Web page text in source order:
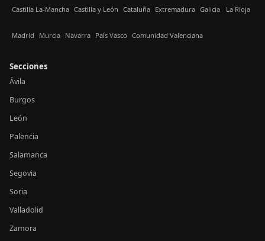
Castilla La-Mancha Castilla y León Cataluña Extremadura Galicia La Rioja
Madrid Murcia Navarra País Vasco Comunidad Valenciana
Secciones
Ávila
Burgos
León
Palencia
Salamanca
Segovia
Soria
Valladolid
Zamora